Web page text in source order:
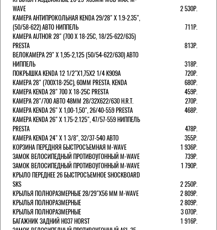
WAVE
2 530Р.
КАМЕРА АНТИПРОКОЛЬНАЯ KENDA 29/28" Х 1.9-2.35",
(50/58-622) АВТО НИППЕЛЬ
711Р.
КАМЕРА AUTHOR 28" (700 Х 18-25С, 18/25-622/635)
PRESTA
813Р.
ВЕЛОКАМЕРА 29" X 1,95-2,125 (50/54-622/630) АВТО
НИППЕЛЬ
318Р.
ПОКРЫШКА KENDA 12 1/2"Х1,75X2 1/4 K909A
720Р.
КАМЕРА 28" (700Х18-25С), 60ММ PRESTA. KENDA
680Р.
КАМЕРА KENDA 28" 700 Х 18-25С PRESTA
459Р.
КАМЕРА 28"/700 АВТО 48ММ 28/32Х622/630 H.R.T.
270Р.
КАМЕРА KENDA 26" Х 1,00-1,50", 26/40-559 PRESTA
468Р.
КАМЕРА KENDA 26" Х 1.75-2.125", 47/57-559 НИППЕЛЬ
PRESTA
478Р.
КАМЕРА KENDA 24" Х 1 3/8", 32/37-540 АВТО
355Р.
КОРЗИНА ПЕРЕДНЯЯ БЫСТРОСЪЕМНАЯ M-WAVE
1 936Р.
ЗАМОК ВЕЛОСИПЕДНЫЙ ПРОТИВОУГОННЫЙ M-WAVE
739Р.
ЗАМОК ВЕЛОСИПЕДНЫЙ ПРОТИВОУГОННЫЙ M-WAVE
1 790Р.
КРЫЛО ПЕРЕДНЕЕ 26 БЫСТРОСЪЕМНОЕ SHOCKBOARD
SKS
2 250Р.
КРЫЛЬЯ ПОЛНОРАЗМЕРНЫЕ 28/29"Х56 ММ M-WAVE
2 809Р.
КРЫЛЬЯ ПОЛНОРАЗМЕРНЫЕ
2 809Р.
КРЫЛЬЯ ПОЛНОРАЗМЕРНЫЕ
3 070Р.
БАГАЖНИК ЗАДНИЙ H037 HORST
1 916Р.